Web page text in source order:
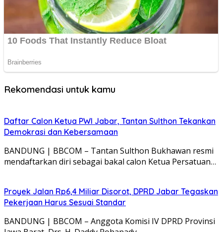
Rekomendasi untuk kamu
Daftar Calon Ketua PWI Jabar, Tantan Sulthon Tekankan
Demokrasi dan Kebersamaan
BANDUNG | BBCOM – Tantan Sulthon Bukhawan resmi
mendaftarkan diri sebagai bakal calon Ketua Persatuan…
Proyek Jalan Rp6,4 Miliar Disorot, DPRD Jabar Tegaskan
Pekerjaan Harus Sesuai Standar
BANDUNG | BBCOM – Anggota Komisi IV DPRD Provinsi